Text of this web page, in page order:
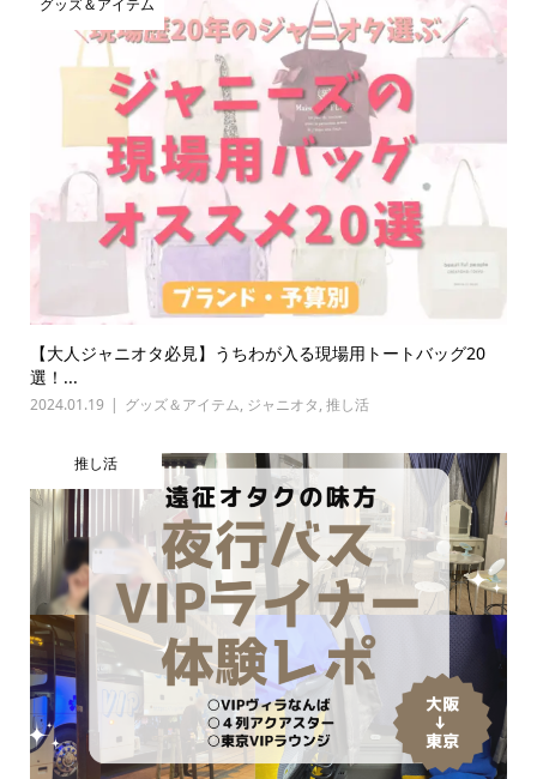
【大人ジャニオタ必見】うちわが入る現場用トートバッグ20
選！...
2024.01.19 グッズ＆アイテム, ジャニオタ, 推し活
推し活